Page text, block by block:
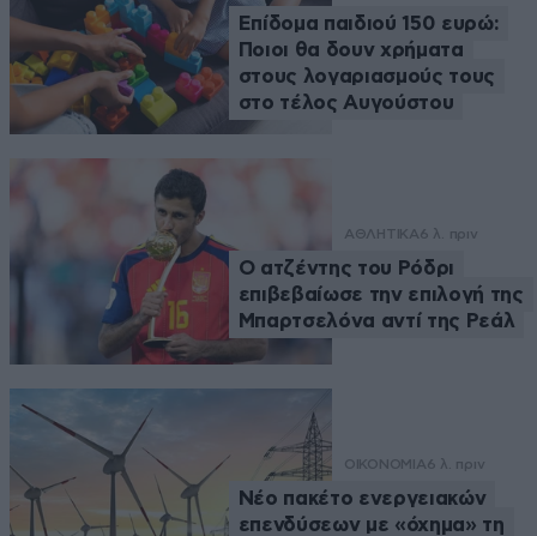
Επίδομα παιδιού 150 ευρώ:
Ποιοι θα δουν χρήματα
στους λογαριασμούς τους
στο τέλος Αυγούστου
ΑΘΛΗΤΙΚΑ6 λ. πριν
Ο ατζέντης του Ρόδρι
επιβεβαίωσε την επιλογή της
Μπαρτσελόνα αντί της Ρεάλ
ΟΙΚΟΝΟΜΙΑ6 λ. πριν
Νέο πακέτο ενεργειακών
επενδύσεων με «όχημα» τη